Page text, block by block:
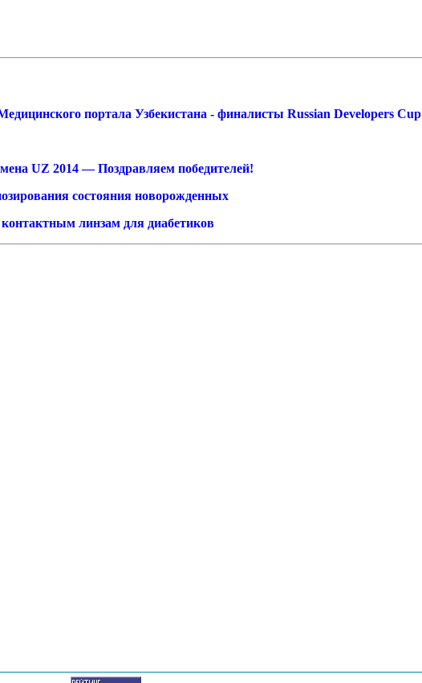
портала Узбекистана - финалисты Russian Developers Cup
UZ 2014 — Поздравляем победителей!
состояния новорожденных
линзам для диабетиков